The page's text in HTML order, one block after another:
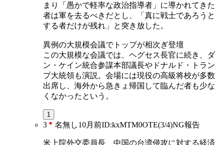
まり「愚かで軽率な政治指導者」に導かれてきた
者は軍を去るべきだとし、「真に戦士であろうと
する者だけが残れ」と突き放した。
異例の大規模会議でトップが相次ぎ登壇
この大規模な会議では、ヘグセス長官に続き、ダ
ン・ケイン統合参謀本部議長やドナルド・トラン
プ大統領も演説。会場には現役の高級将校が多数
出席し、海外から急きょ帰国して臨んだ者も少な
くなかったという。
1
3 名無し10月前ID:kxMTM0OTE(3/4)NG報告
米上院外交委員長、中国の台湾侵攻に対する経済